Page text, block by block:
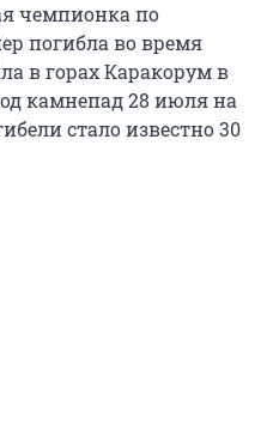
чемпионка по
погибла во время
в горах Каракорум в
камнепад 28 июля на
стало известно 30